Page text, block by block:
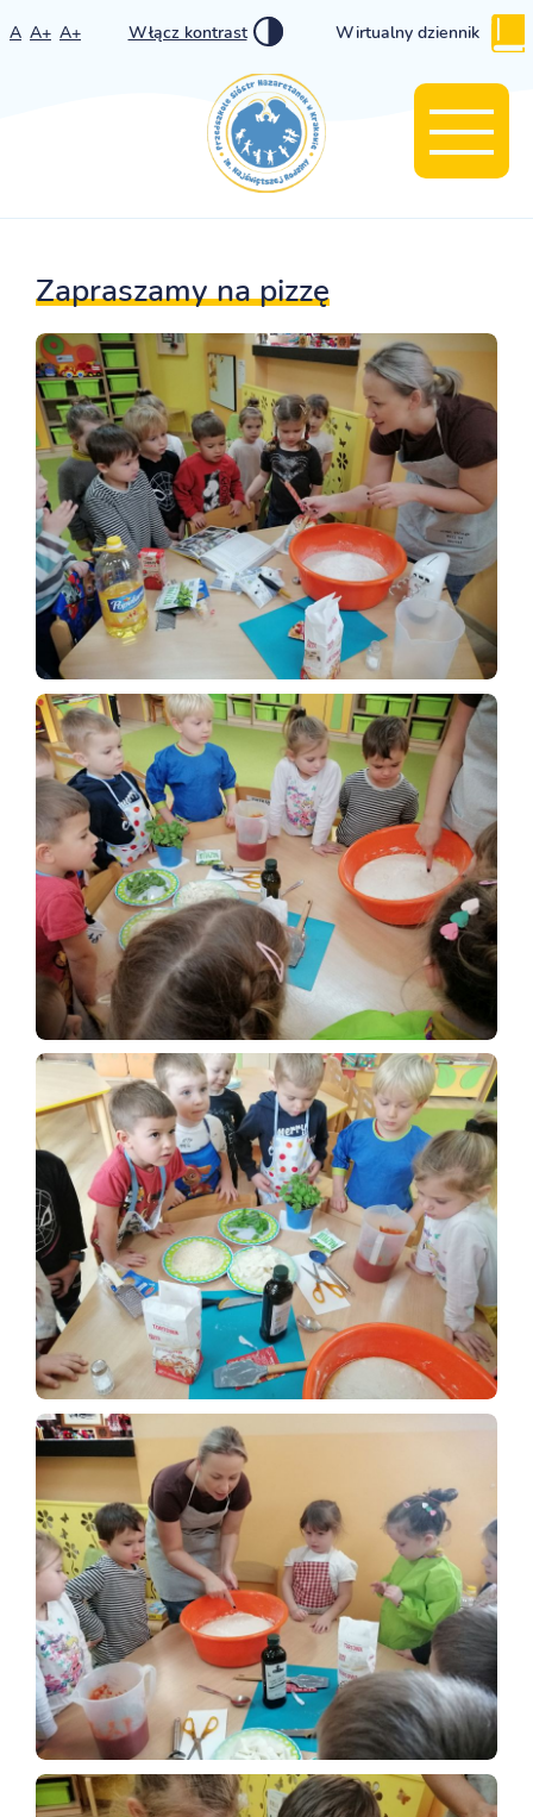
A A+ A+ Włącz kontrast Wirtualny dziennik
Zapraszamy na pizzę